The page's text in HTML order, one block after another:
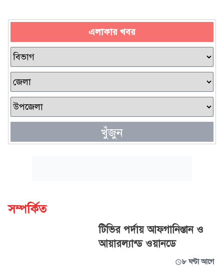
এলাকার খবর
খুঁজুন
সম্পর্কিত
টিভির পর্দায় আফগানিস্তান ও
আয়ারল্যান্ড ওয়ানডে
৮ ঘণ্টা আগে